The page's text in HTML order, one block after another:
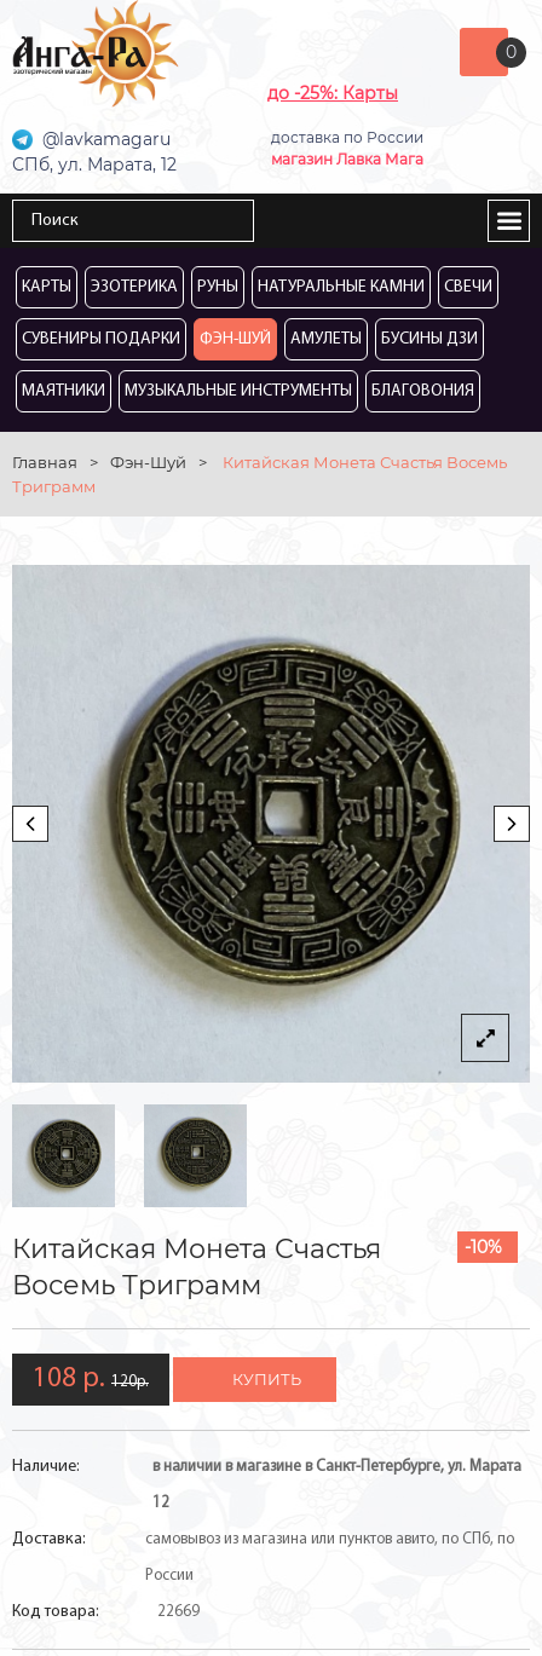
до -25%: Карты
доставка по России
магазин Лавка Мага
@lavkamagaru
СПб, ул. Марата, 12
0
КАРТЫ ЭЗОТЕРИКА РУНЫ НАТУРАЛЬНЫЕ КАМНИ СВЕЧИ
СУВЕНИРЫ ПОДАРКИ ФЭН-ШУЙ АМУЛЕТЫ БУСИНЫ ДЗИ
МАЯТНИКИ МУЗЫКАЛЬНЫЕ ИНСТРУМЕНТЫ БЛАГОВОНИЯ
Главная > Фэн-Шуй >
Китайская Монета Счастья Восемь
Триграмм
-10%
Китайская Монета Счастья
Восемь Триграмм
108 р. 120р. КУПИТЬ
Наличие: в наличии в магазине в Санкт-Петербурге, ул. Марата
12
Доставка: самовывоз из магазина или пунктов авито, по СПб, по
России
Код товара: 22669